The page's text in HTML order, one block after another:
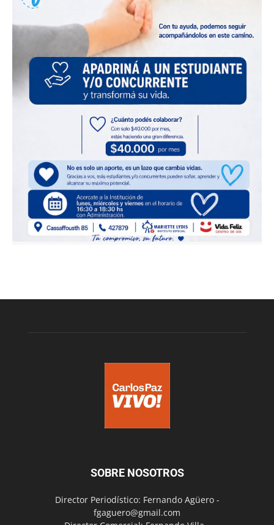
SOBRE NOSOTROS
Director Periodístico: Fernando Agüero -
fgaguero@gmail.com